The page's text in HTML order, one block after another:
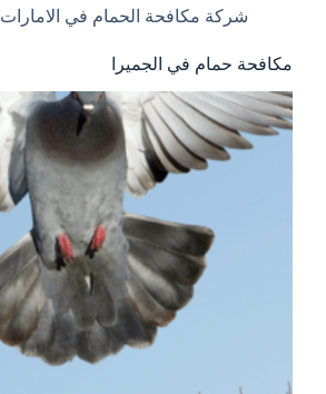
شركة مكافحة الحمام في الامارات
مكافحة حمام في الجميرا